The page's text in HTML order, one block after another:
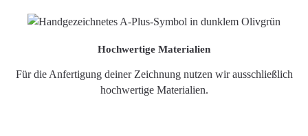
Hochwertige Materialien
Für die Anfertigung deiner Zeichnung nutzen wir ausschließlich
hochwertige Materialien.